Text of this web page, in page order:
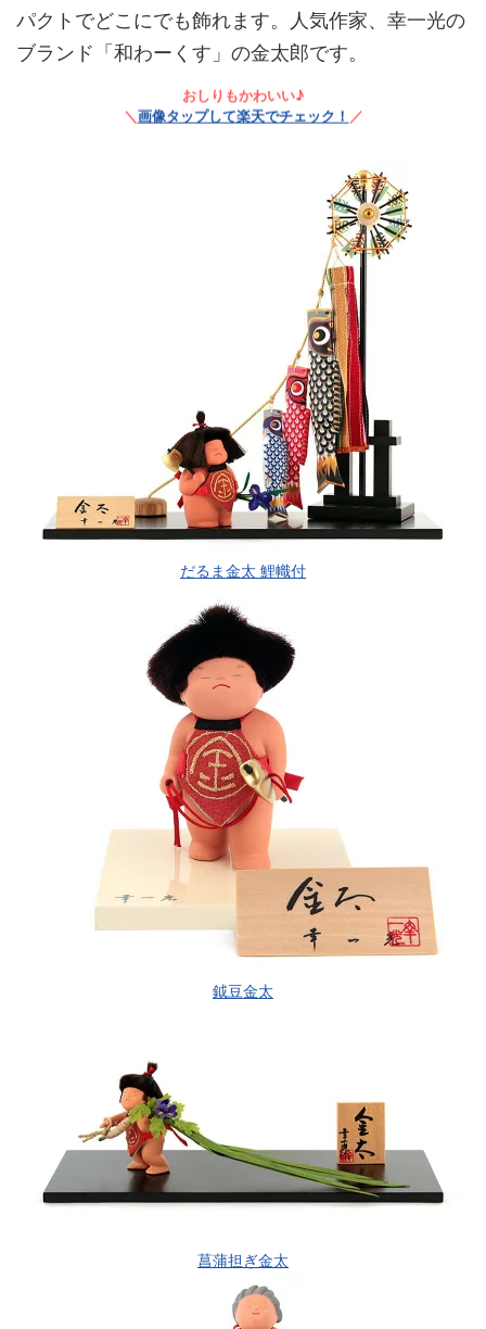
パクトでどこにでも飾れます。人気作家、幸一光の
ブランド「和わーくす」の金太郎です。
おしりもかわいい♪
＼画像タップして楽天でチェック！ ／
だるま金太 鯉幟付
鉞豆金太
菖蒲担ぎ金太